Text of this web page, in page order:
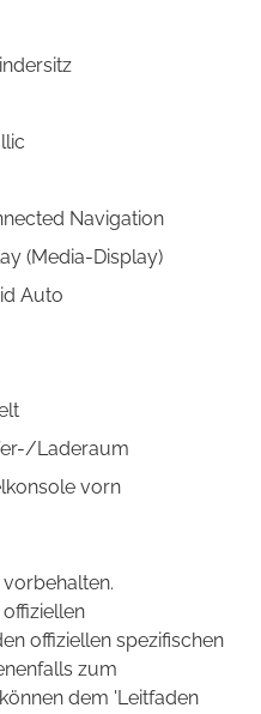
Navigation
(Media-Display)
Auto
Laderaum
vorn
offiziellen spezifischen
zum
dem 'Leitfaden